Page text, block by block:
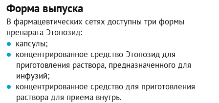
Форма выпуска
В фармацевтических сетях доступны три формы
препарата Этопозид:
капсулы;
концентрированное средство Этопозид для
приготовления раствора, предназначенного для
инфузий;
концентрированное средство для приготовления
раствора для приема внутрь.